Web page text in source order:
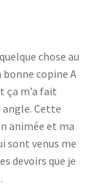
chose au
copine A
ça m’a fait
angle. Cette
animée et ma
sont venus me
devoirs que je